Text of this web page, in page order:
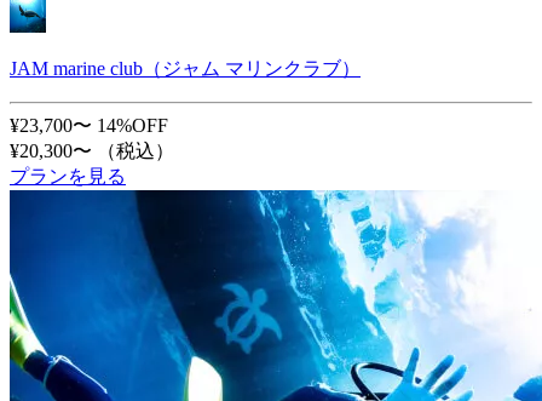
JAM marine club（ジャム マリンクラブ）
¥23,700〜 14%OFF
¥20,300〜
（税込）
プランを見る